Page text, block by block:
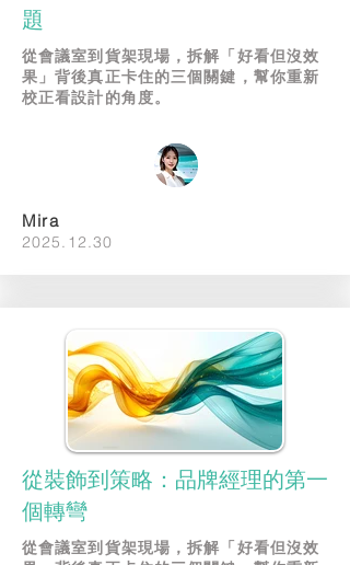
題
從會議室到貨架現場，拆解「好看但沒效
果」背後真正卡住的三個關鍵，幫你重新
校正看設計的角度。
Mira
2025.12.30
從裝飾到策略：品牌經理的第一
個轉彎
從會議室到貨架現場，拆解「好看但沒效